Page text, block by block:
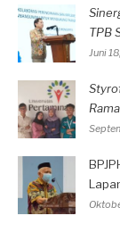
TPB
Juni